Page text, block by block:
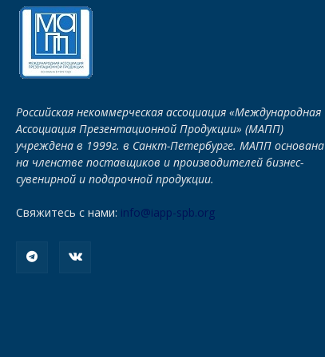
Российская некоммерческая ассоциация «Международная
Ассоциация Презентационной Продукции» (МАПП)
учреждена в 1999г. в Санкт-Петербурге. МАПП основана
на членстве поставщиков и производителей бизнес-
сувенирной и подарочной продукции.
Свяжитесь с нами: info@iapp-spb.org